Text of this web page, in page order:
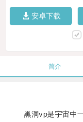
安卓下载
简介
黑洞vp是宇宙中一